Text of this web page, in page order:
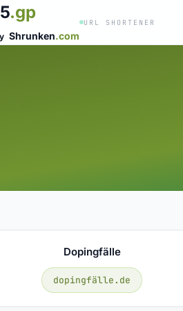
5.gp
Shrunken.com
URL SHORTENER
Dopingfälle
dopingfälle.de